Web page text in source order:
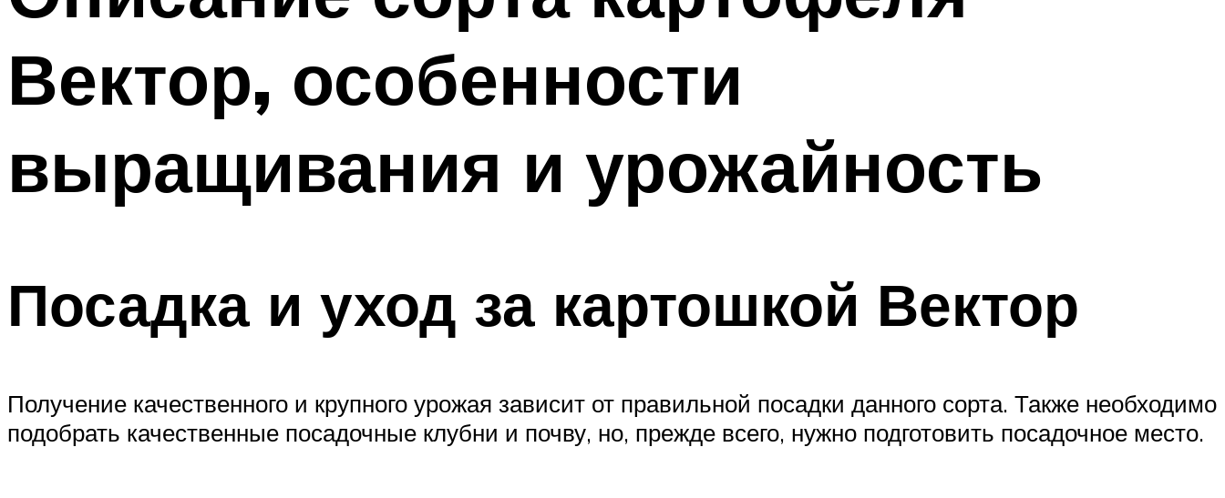
Вектор, особенности
выращивания и урожайность
Посадка и уход за картошкой Вектор
Получение качественного и крупного урожая зависит от правильной посадки данного сорта. Также необходимо
подобрать качественные посадочные клубни и почву, но, прежде всего, нужно подготовить посадочное место.